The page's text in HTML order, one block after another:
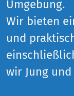
Umgebung.
Wir bieten
und
wir Jung